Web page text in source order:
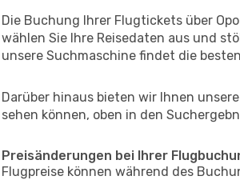
Die Buchung Ihrer Flugtickets über
wählen Sie Ihre Reisedaten aus und
unsere Suchmaschine findet die
Darüber hinaus bieten wir Ihnen
sehen können, oben in den
Preisänderungen bei Ihrer
Flugpreise können während des